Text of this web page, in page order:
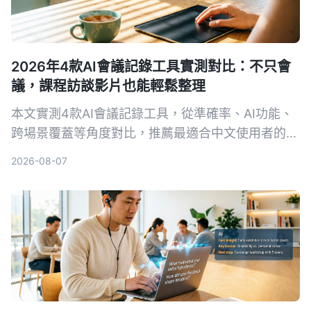
2026年4款AI會議記錄工具實測對比：不只會
議，課程訪談影片也能輕鬆整理
本文實測4款AI會議記錄工具，從準確率、AI功能、
跨場景覆蓋等角度對比，推薦最適合中文使用者的
2026-08-07